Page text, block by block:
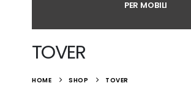
PER MOBILI
TOVER
HOME SHOP TOVER